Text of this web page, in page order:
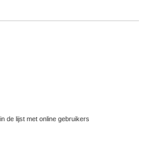
de lijst met online gebruikers